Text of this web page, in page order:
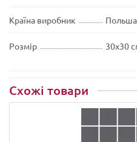
Країна виробник Польша
Розмір 30х30
Схожі товари